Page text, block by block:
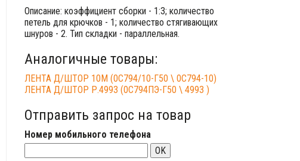
Описание: коэффициент сборки - 1:3; количество
петель для крючков - 1; количество стягивающих
шнуров - 2. Тип складки - параллельная.
Аналогичные товары:
ЛЕНТА Д/ШТОР 10М (0С794/10-Г50 \ 0С794-10)
ЛЕНТА Д/ШТОР Р.4993 (0С794ПЭ-Г50 \ 4993 )
Отправить запрос на товар
Номер мобильного телефона
OK